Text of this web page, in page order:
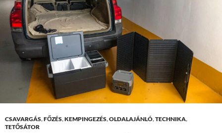
CSAVARGÁS,FŐZÉS,KEMPINGEZÉS,OLDALAJÁNLÓ,TECHNIKA,
TETŐSÁTOR